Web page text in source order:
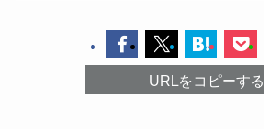
URLをコピーする